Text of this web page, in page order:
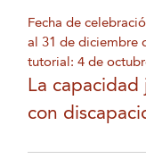
Fecha de
al 31 de diciembre
tutorial: 4 de
La
con